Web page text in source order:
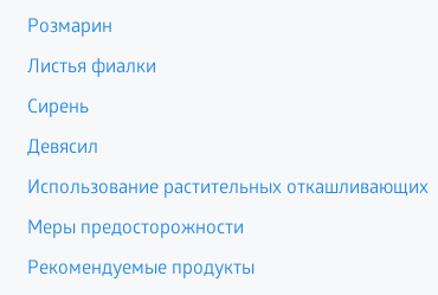
Розмарин
Листья фиалки
Сирень
Девясил
Использование растительных откашливающих
Меры предосторожности
Рекомендуемые продукты